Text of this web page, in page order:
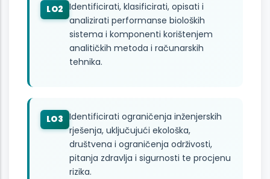
LO2 Identificirati, klasificirati, opisati i
analizirati performanse bioloških
sistema i komponenti korištenjem
analitičkih metoda i računarskih
tehnika.
LO3 Identificirati ograničenja inženjerskih
rješenja, uključujući ekološka,
društvena i ograničenja održivosti,
pitanja zdravlja i sigurnosti te procjenu
rizika.